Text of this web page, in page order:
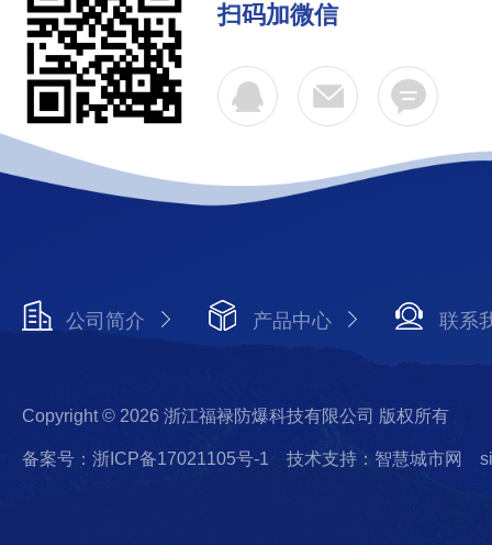
扫码加微信
公司简介 产品中心 联系
Copyright © 2026 浙江福禄防爆科技有限公司 版权所有
备案号：浙ICP备17021105号-1 技术支持：智慧城市网